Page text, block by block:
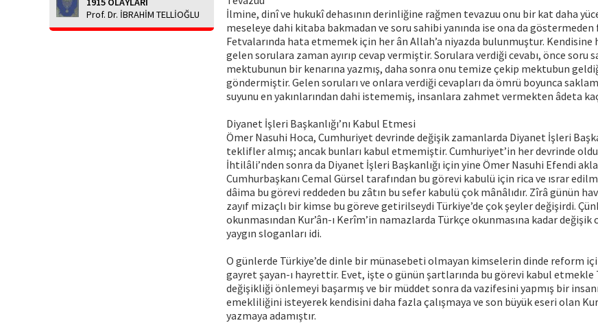
Prof. Dr. İBRAHİM TELLİOĞLU
İlmine, dinî ve hukukî dehasının derinliğine rağmen tevazuu onu bir kat daha
meseleye dahi kitaba bakmadan ve soru sahibi yanında ise ona da
Fetvalarında hata etmemek için her ân Allah’a niyazda bulunmuştur.
gelen sorulara zaman ayırıp cevap vermiştir. Sorulara verdiği cevabı, önce soru
mektubunun bir kenarına yazmış, daha sonra onu temize çekip mektubun
göndermiştir. Gelen soruları ve onlara verdiği cevapları da ömrü boyunca
suyunu en yakınlarından dahi istememiş, insanlara zahmet vermekten âdeta
Diyanet İşleri Başkanlığı’nı Kabul Etmesi
Ömer Nasuhi Hoca, Cumhuriyet devrinde değişik zamanlarda Diyanet İşleri
teklifler almış; ancak bunları kabul etmemiştir. Cumhuriyet’in her devrinde
İhtilâli’nden sonra da Diyanet İşleri Başkanlığı için yine Ömer Nasuhi Efendi
Cumhurbaşkanı Cemal Gürsel tarafından bu görevi kabulü için rica ve ısrar
dâima bu görevi reddeden bu zâtın bu sefer kabulü çok mânâlıdır. Zîrâ günün
zayıf mizaçlı bir kimse bu göreve getirilseydi Türkiye’de çok şeyler değişirdi.
okunmasından Kur’ân-ı Kerîm’in namazlarda Türkçe okunmasına kadar
yaygın sloganları idi.
O günlerde Türkiye’de dinle bir münasebeti olmayan kimselerin dinde reform
gayret şayan-ı hayrettir. Evet, işte o günün şartlarında bu görevi kabul etmekle
değişikliği önlemeyi başarmış ve bir müddet sonra da vazifesini yapmış bir
emekliliğini isteyerek kendisini daha fazla çalışmaya ve son büyük eseri olan
yazmaya adamıştır.